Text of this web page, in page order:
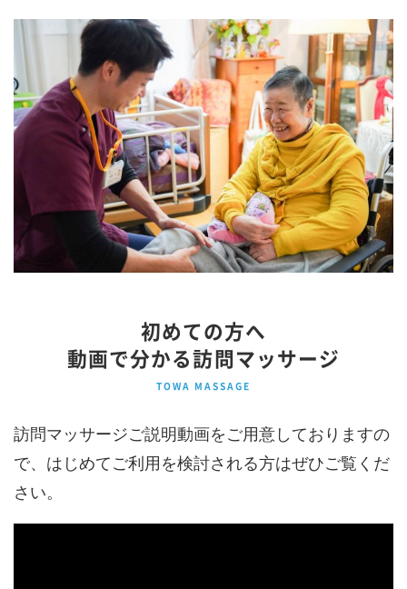
初めての方へ
動画で分かる訪問マッサージ
TOWA MASSAGE
訪問マッサージご説明動画をご用意しておりますの
で、はじめてご利用を検討される方はぜひご覧くだ
さい。